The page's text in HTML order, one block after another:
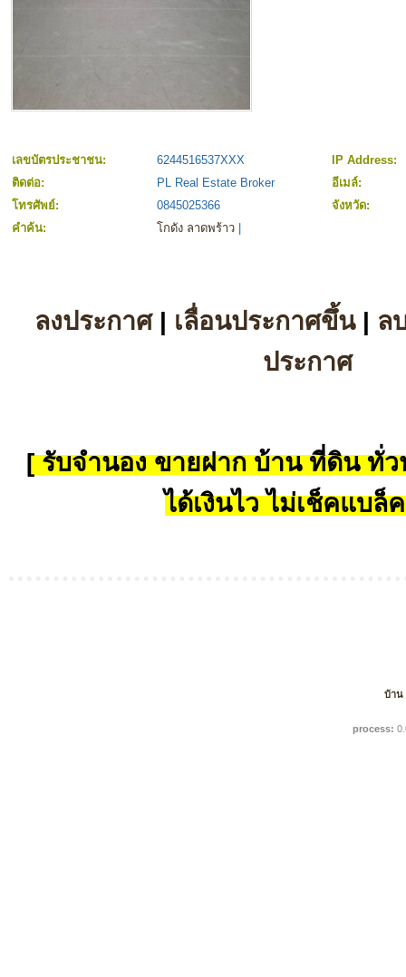
เลขบัตรประชาชน: 6244516537XXX
IP Address:
ติดต่อ:
PL Real Estate Broker
อีเมล์:
โทรศัพย์:
0845025366
จังหวัด:
คำค้น:
โกดัง ลาดพร้าว
ลงประกาศ| เลื่อนประกาศขึ้น| ล
ประกาศ
[ รับจำนอง ขายฝาก บ้าน ที่ดิน ทั่ว
ได้เงินไว ไม่เช็คแบล็
บ้าน
process: